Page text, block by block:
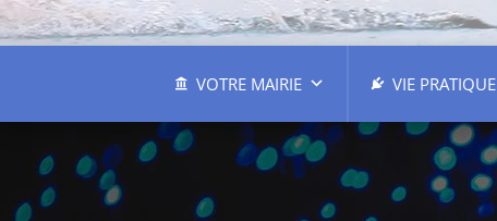
VOTRE MAIRIE VIE PRATIQUE